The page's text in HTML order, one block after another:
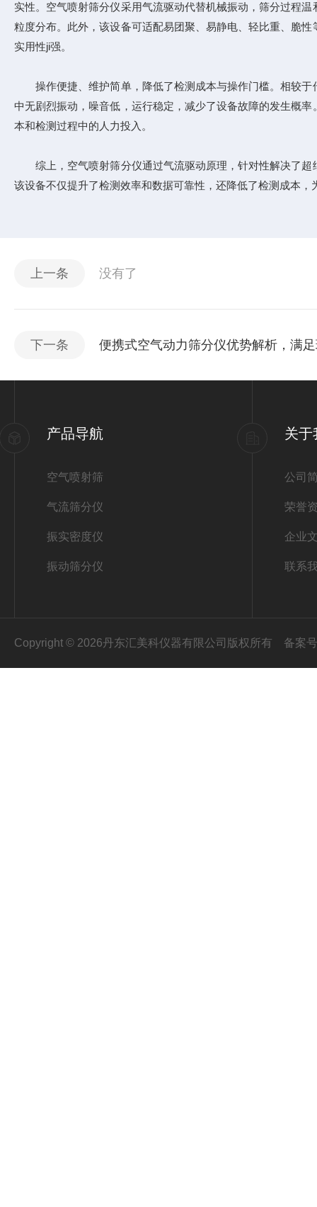
实性。空气喷射筛分仪采用气流驱动代替机械振动，筛分过程
粒度分布。此外，该设备可适配易团聚、易静电、轻比重、脆
实用性ji强。
操作便捷、维护简单，降低了检测成本与操作门槛。相较于
中无剧烈振动，噪音低，运行稳定，减少了设备故障的发生概
本和检测过程中的人力投入。
综上，空气喷射筛分仪通过气流驱动原理，针对性解决了超
该设备不仅提升了检测效率和数据可靠性，还降低了检测成本
上一条 没有了
下一条 便携式空气动力筛分仪优势解析，满
产品导航
空气喷射筛
气流筛分仪
振实密度仪
振动筛分仪
关于
公司
荣誉
企业
联系
Copyright © 2026丹东汇美科仪器有限公司版权所有 备案